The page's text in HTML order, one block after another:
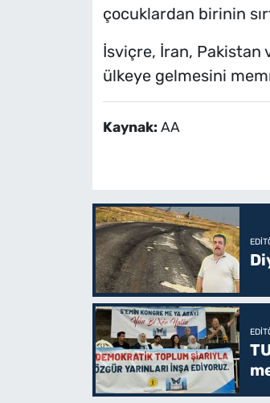
çocuklardan birinin
İsviçre, İran, Pakistan
ülkeye gelmesini
Kaynak: AA